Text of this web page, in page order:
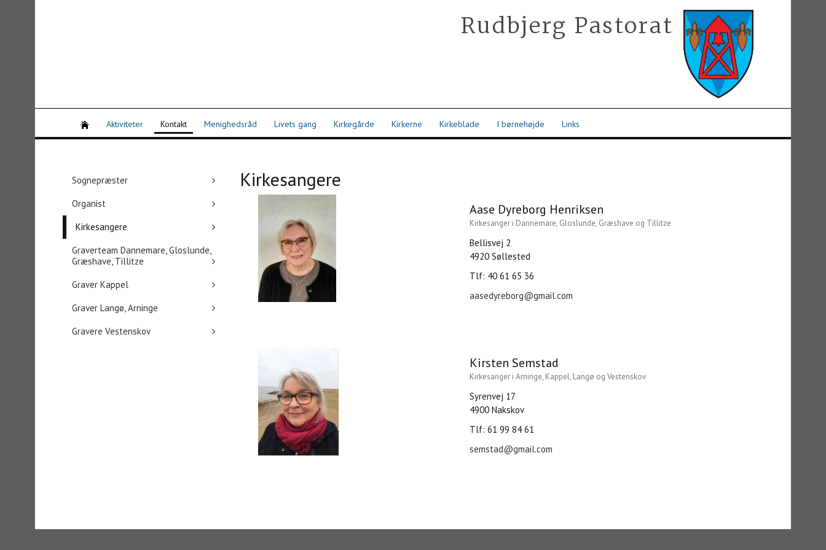
Rudbjerg Pastorat
Aktiviteter Kontakt Menighedsråd Livets gang Kirkegårde Kirkerne Kirkeblade I børnehøjde Links
Sognepræster
Organist
Kirkesangere
Graverteam Dannemare, Gloslunde,
Græshave, Tillitze
Graver Kappel
Graver Langø, Arninge
Gravere Vestenskov
Kirkesangere
Aase Dyreborg Henriksen
Kirkesanger i Dannemare, Gloslunde, Græshave og Tillitze
Bellisvej 2
4920 Søllested
Tlf: 40 61 65 36
aasedyreborg@gmail.com
Kirsten Semstad
Kirkesanger i Arninge, Kappel, Langø og Vestenskov
Syrenvej 17
4900 Nakskov
Tlf: 61 99 84 61
semstad@gmail.com